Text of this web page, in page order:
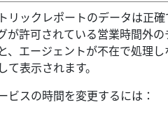
リックレポートのデータは正
が許可されている営業時間外
、エージェントが不在で処理
て表示されます。
ビスの時間を変更するには：